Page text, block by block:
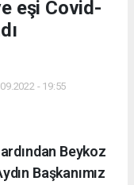
eşi Covid-
- 19:55
Beykoz
Başkanımız